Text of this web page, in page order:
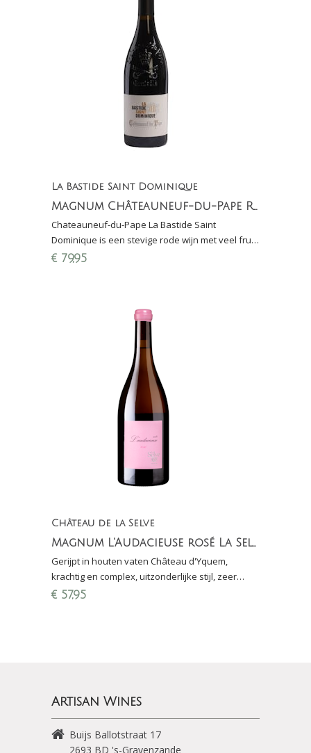
La Bastide Saint Dominique
Magnum Châteauneuf-du-Pape Rouge
Chateauneuf-du-Pape La Bastide Saint
Dominique is een stevige rode wijn met veel fruit
en elegantie, kracht en intensiteit; Perswijn:
€ 79,95
Château de la Selve
Magnum L'Audacieuse rosé La Selve - IGP Côteaux de l'Ardèche (incl. houten kist)
Gerijpt in houten vaten Château d'Yquem,
krachtig en complex, uitzonderlijke stijl, zeer
gastronomisch (Finalewijn Proefschrift
€ 57,95
Artisan Wines
Buijs Ballotstraat 17
2693 BD 's-Gravenzande